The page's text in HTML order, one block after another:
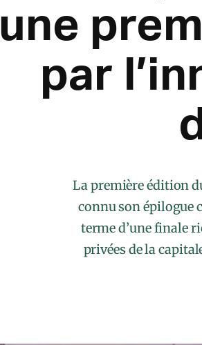
une
par
La première édition
connu son épilogue
terme d’une finale
privées de la